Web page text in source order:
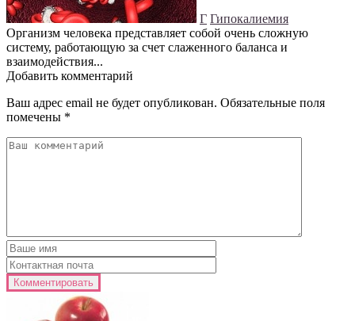
Г Гипокалиемия
Организм человека представляет собой очень сложную
систему, работающую за счет слаженного баланса и
взаимодействия...
Добавить комментарий
Ваш адрес email не будет опубликован. Обязательные поля
помечены *